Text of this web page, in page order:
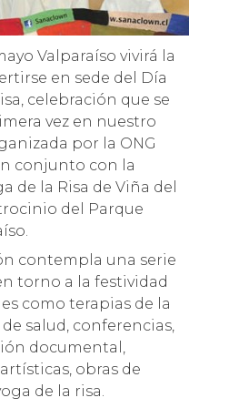
Valparaíso vivirá la
en sede del Día
celebración que se
vez en nuestro
por la ONG
conjunto con la
de la Risa de Viña del
del Parque
contempla una serie
torno a la festividad
como terapias de la
salud, conferencias,
documental,
obras de
de la risa.